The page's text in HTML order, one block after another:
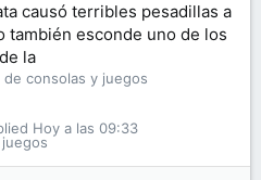
causó terribles pesadillas a
también esconde uno de los
la
de consolas y juegos
Hoy a las 09:33